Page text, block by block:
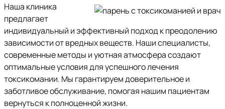
Наша клиника
предлагает
индивидуальный и эффективный подход к преодолению
зависимости от вредных веществ. Наши специалисты,
современные методы и уютная атмосфера создают
оптимальные условия для успешного лечения
токсикомании. Мы гарантируем доверительное и
заботливое обслуживание, помогая нашим пациентам
вернуться к полноценной жизни.